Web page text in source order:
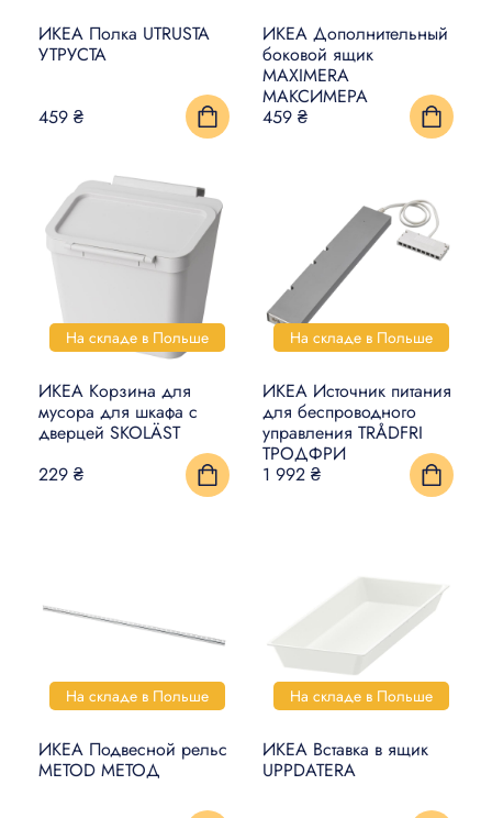
ИКЕА Полка UTRUSTA
УТРУСТА
459 ₴
ИКЕА Дополнительный
боковой ящик
MAXIMERA
МАКСИМЕРА
459 ₴
На складе в Польше
ИКЕА Корзина для
мусора для шкафа с
дверцей SKOLÄST
229 ₴
На складе в Польше
ИКЕА Источник питания
для беспроводного
управления TRÅDFRI
ТРОДФРИ
1 992 ₴
На складе в Польше
ИКЕА Подвесной рельс
METOD МЕТОД
На складе в Польше
ИКЕА Вставка в ящик
UPPDATERA